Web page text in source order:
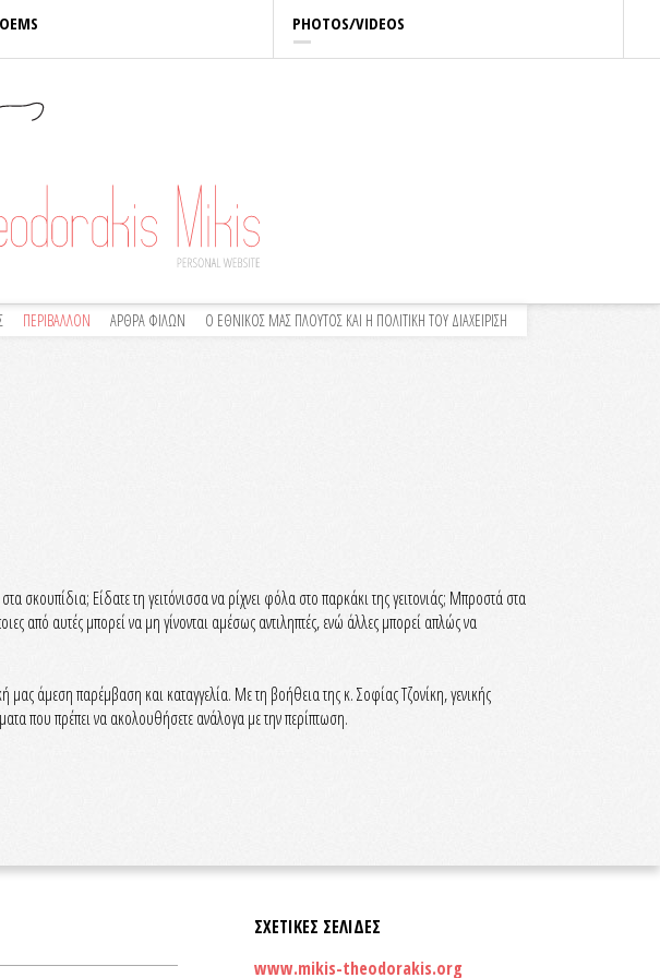
PHOTOS/VIDEOS
ΠΕΡΙΒΑΛΛΟΝ ΑΡΘΡΑ ΦΙΛΩΝ Ο ΕΘΝΙΚΟΣ ΜΑΣ ΠΛΟΥΤΟΣ ΚΑΙ Η ΠΟΛΙΤΙΚΗ ΤΟΥ ΔΙΑΧΕΙΡΙΣΗ
σκουπίδια; Είδατε τη γειτόνισσα να ρίχνει φόλα στο παρκάκι της γειτονιάς; Μπροστά στα
από αυτές μπορεί να μη γίνονται αμέσως αντιληπτές, ενώ άλλες μπορεί απλώς να
άμεση παρέμβαση και καταγγελία. Με τη βοήθεια της κ. Σοφίας Τζονίκη, γενικής
που πρέπει να ακολουθήσετε ανάλογα με την περίπτωση.
ΣΧΕΤΙΚΕΣ ΣΕΛΙΔΕΣ
www.mikis-theodorakis.org